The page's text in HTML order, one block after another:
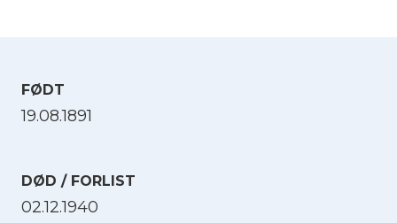
FØDT
19.08.1891
DØD / FORLIST
02.12.1940